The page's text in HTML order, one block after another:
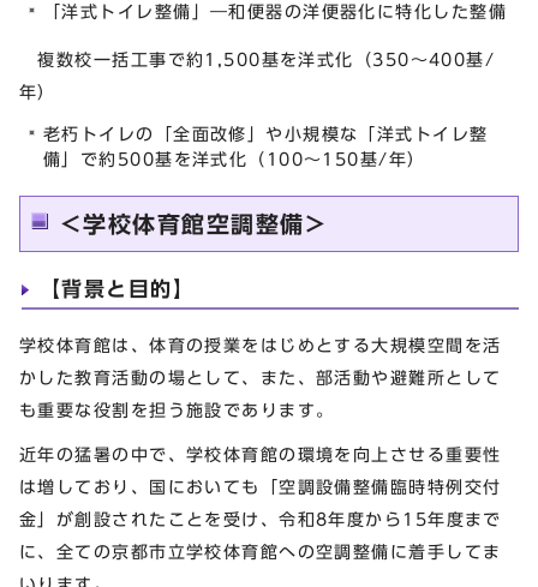
「洋式トイレ整備」―和便器の洋便器化に特化した整備
複数校一括工事で約1,500基を洋式化（350～400基/
年）
老朽トイレの「全面改修」や小規模な「洋式トイレ整
備」で約500基を洋式化（100～150基/年）
＜学校体育館空調整備＞
【背景と目的】
学校体育館は、体育の授業をはじめとする大規模空間を活
かした教育活動の場として、また、部活動や避難所として
も重要な役割を担う施設であります。
近年の猛暑の中で、学校体育館の環境を向上させる重要性
は増しており、国においても「空調設備整備臨時特例交付
金」が創設されたことを受け、令和8年度から15年度まで
に、全ての京都市立学校体育館への空調整備に着手してま